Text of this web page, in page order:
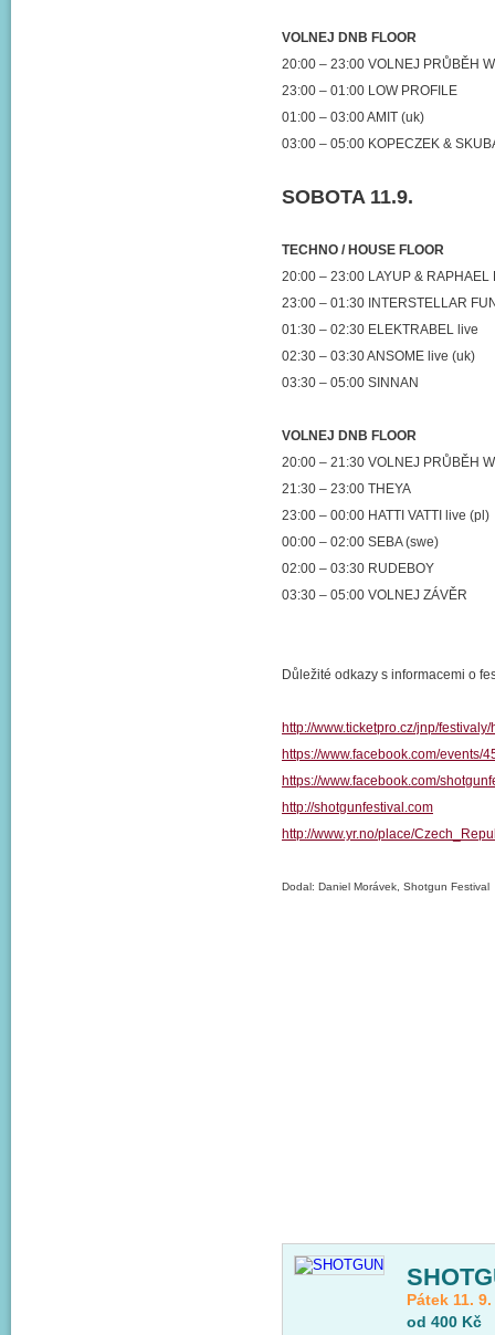
VOLNEJ DNB FLOOR
20:00 – 23:00 VOLNEJ PRŮBĚH
23:00 – 01:00 LOW PROFILE
01:00 – 03:00 AMIT (uk)
03:00 – 05:00 KOPECZEK &
SOBOTA 11.9.
TECHNO / HOUSE FLOOR
20:00 – 23:00 LAYUP & RAPHAEL
23:00 – 01:30 INTERSTELLAR
01:30 – 02:30 ELEKTRABEL live
02:30 – 03:30 ANSOME live (uk)
03:30 – 05:00 SINNAN
VOLNEJ DNB FLOOR
20:00 – 21:30 VOLNEJ PRŮBĚH
21:30 – 23:00 THEYA
23:00 – 00:00 HATTI VATTI live (pl)
00:00 – 02:00 SEBA (swe)
02:00 – 03:30 RUDEBOY
03:30 – 05:00 VOLNEJ ZÁVĚR
Důležité odkazy s informacemi o
http://www.ticketpro.cz/jnp/
https://www.facebook.com/events/
https://www.facebook.com/
http://shotgunfestival.com
http://www.yr.no/place/
Dodal: Daniel Morávek, Shotgun Festival
Pátek 11.
od 400 Kč